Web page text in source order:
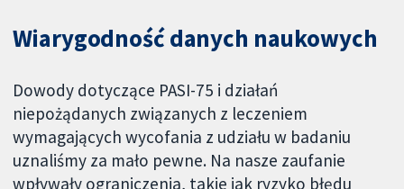
Wiarygodność danych naukowych
Dowody dotyczące PASI-75 i działań
niepożądanych związanych z leczeniem
wymagających wycofania z udziału w badaniu
uznaliśmy za mało pewne. Na nasze zaufanie
wpływały ograniczenia, takie jak ryzyko błędu